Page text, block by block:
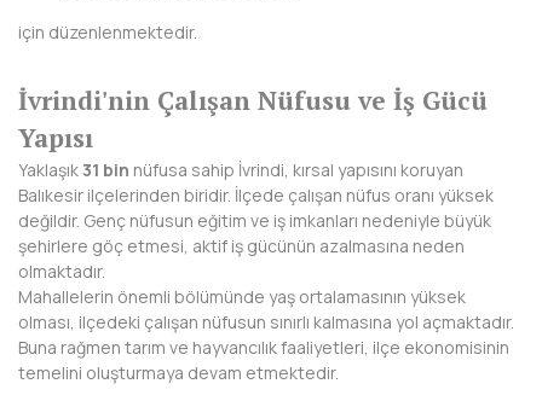
BURSA
ÇANAKKALE
ÇANKIRI
ÇORUM
DENİZLİ
DİYARBAKIR
için düzenlenmektedir.
İvrindi'nin Çalışan Nüfusu ve İş Gücü
Yapısı
Yaklaşık 31 bin nüfusa sahip İvrindi, kırsal yapısını koruyan
Balıkesir ilçelerinden biridir. İlçede çalışan nüfus oranı yüksek
değildir. Genç nüfusun eğitim ve iş imkanları nedeniyle büyük
şehirlere göç etmesi, aktif iş gücünün azalmasına neden
olmaktadır.
Mahallelerin önemli bölümünde yaş ortalamasının yüksek
olması, ilçedeki çalışan nüfusun sınırlı kalmasına yol açmaktadır.
Buna rağmen tarım ve hayvancılık faaliyetleri, ilçe ekonomisinin
temelini oluşturmaya devam etmektedir.